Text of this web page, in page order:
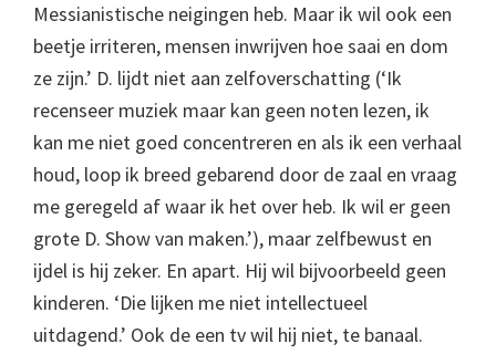
Messianistische neigingen heb. Maar ik wil ook een
beetje irriteren, mensen inwrijven hoe saai en dom
ze zijn.’ D. lijdt niet aan zelfoverschatting (‘Ik
recenseer muziek maar kan geen noten lezen, ik
kan me niet goed concentreren en als ik een verhaal
houd, loop ik breed gebarend door de zaal en vraag
me geregeld af waar ik het over heb. Ik wil er geen
grote D. Show van maken.’), maar zelfbewust en
ijdel is hij zeker. En apart. Hij wil bijvoorbeeld geen
kinderen. ‘Die lijken me niet intellectueel
uitdagend.’ Ook de een tv wil hij niet, te banaal.